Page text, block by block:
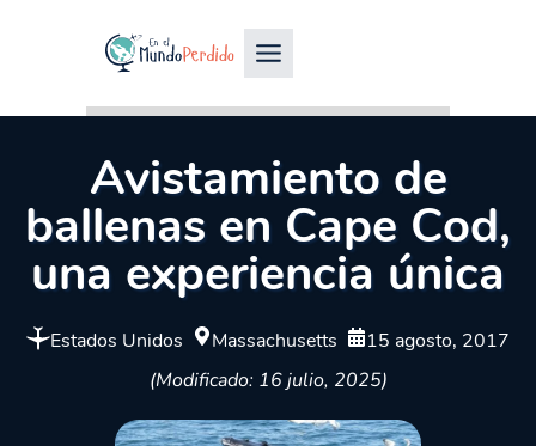
Avistamiento de
ballenas en Cape Cod,
una experiencia única
Estados Unidos Massachusetts
15 agosto, 2017
(Modificado: 16 julio, 2025)